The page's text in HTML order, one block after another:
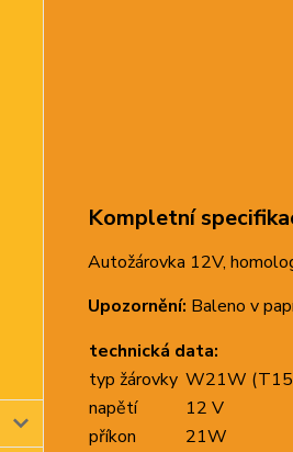
Kompletní
Autožárovka 12V,
Upozornění: Baleno v
technická data:
typ žárovky W21W
napětí
12 V
příkon
21W